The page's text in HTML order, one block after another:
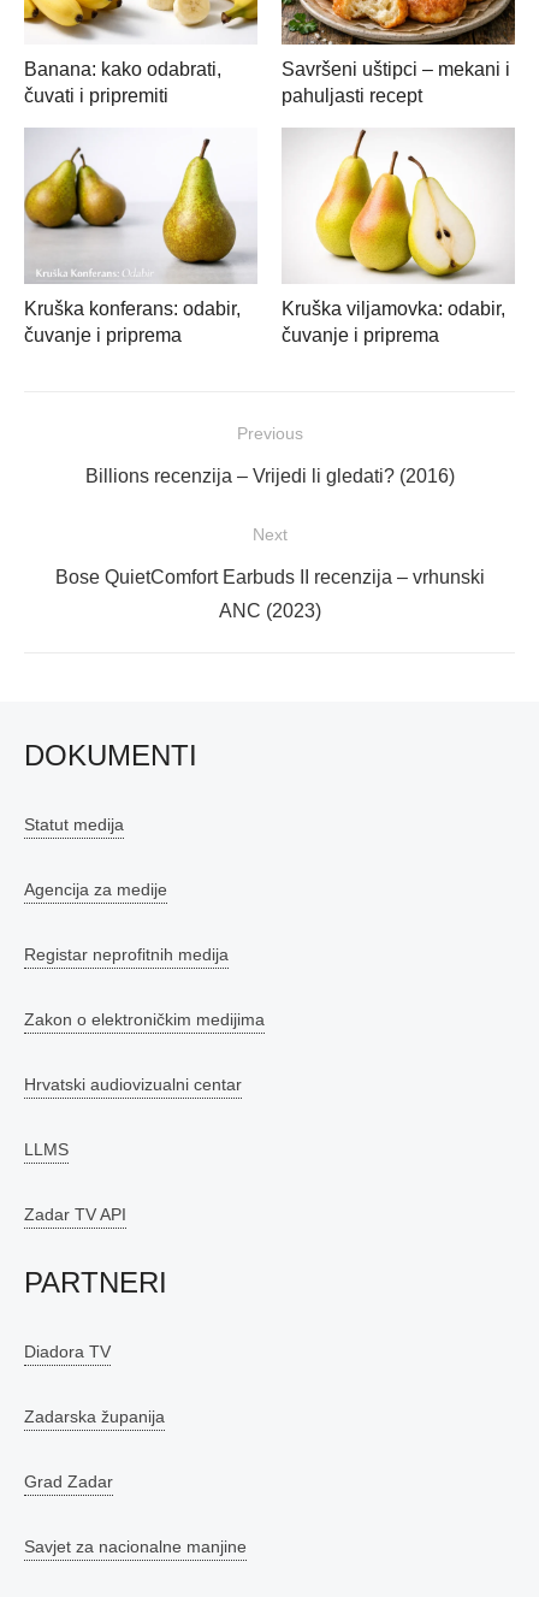
Banana: kako odabrati,
čuvati i pripremiti
Savršeni uštipci – mekani i
pahuljasti recept
Kruška konferans: odabir,
čuvanje i priprema
Kruška viljamovka: odabir,
čuvanje i priprema
objava
Previous
Previous
Billions recenzija – Vrijedi li gledati? (2016)
Next
NextBose QuietComfort Earbuds II recenzija – vrhunski
ANC (2023)
DOKUMENTI
Statut medija
Agencija za medije
Registar neprofitnih medija
Zakon o elektroničkim medijima
Hrvatski audiovizualni centar
LLMS
Zadar TV API
PARTNERI
Diadora TV
Zadarska županija
Grad Zadar
Savjet za nacionalne manjine